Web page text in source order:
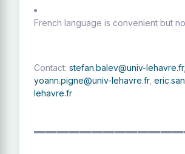
French language is convenient but
Contact: stefan.balev@univ-lehavre.fr,
yoann.pigne@univ-lehavre.fr,
lehavre.fr